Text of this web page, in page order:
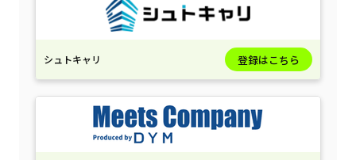
シュトキャリ 登録はこちら